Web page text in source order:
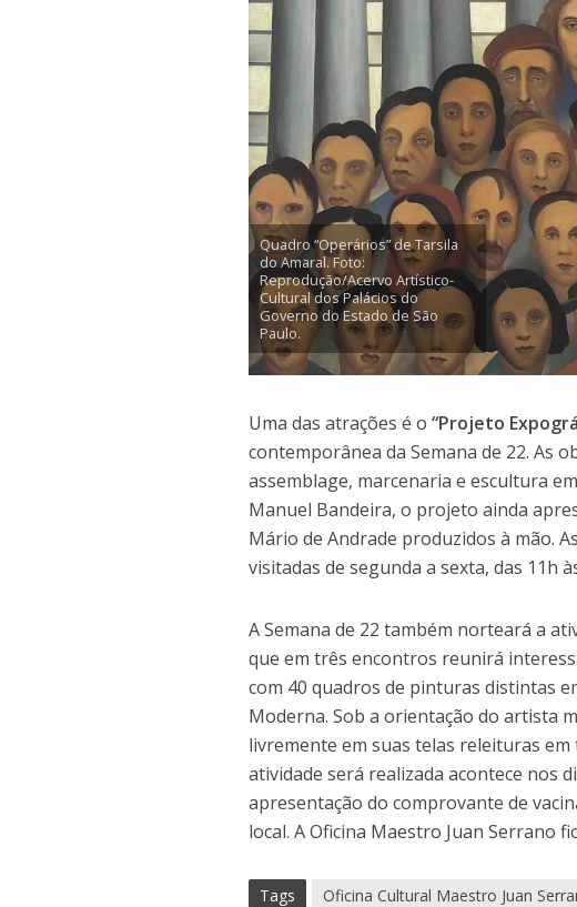
Quadro “Operários” de Tarsila
do Amaral. Foto:
Reprodução/Acervo Artístico-
Cultural dos Palácios do
Governo do Estado de São
Paulo.
Uma das atrações é o“Projeto
contemporânea da Semana de 22. As
assemblage, marcenaria e escultura
Manuel Bandeira, o projeto ainda
Mário de Andrade produzidos à mão.
visitadas de segunda a sexta, das 11h
A Semana de 22 também norteará a
que em três encontros reunirá
com 40 quadros de pinturas distintas
Moderna. Sob a orientação do artista
livremente em suas telas releituras
atividade será realizada acontece nos
apresentação do comprovante de
local. A Oficina Maestro Juan Serrano
Tags Oficina Cultural Maestro Juan